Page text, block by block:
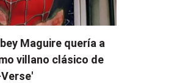
Maguire quería a
villano clásico de